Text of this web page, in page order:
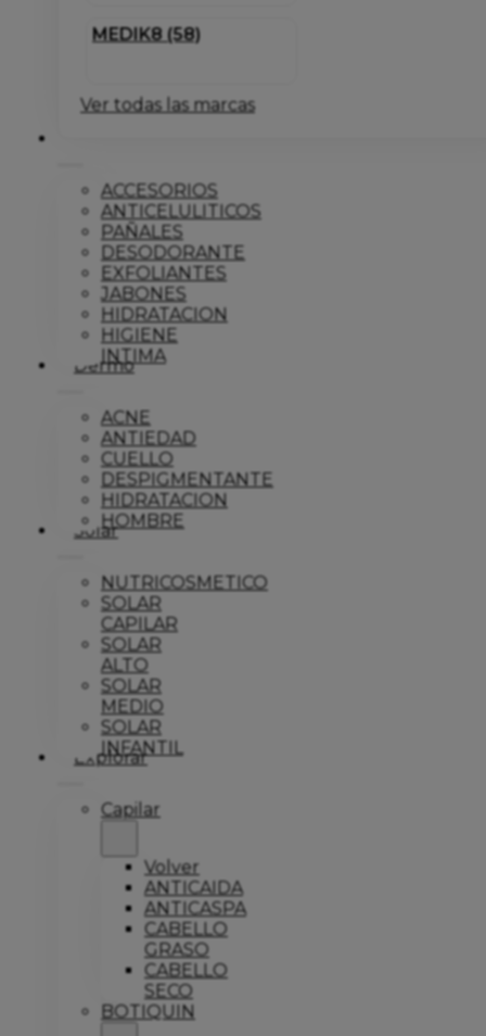
MEDIK8 (58)
Ver todas las marcas
ACCESORIOS
ANTICELULITICOS
PAÑALES
DESODORANTE
EXFOLIANTES
JABONES
HIDRATACION
HIGIENE
INTIMA
Dermo
ACNE
ANTIEDAD
CUELLO
DESPIGMENTANTE
HIDRATACION
HOMBRE
Solar
NUTRICOSMETICO
SOLAR
CAPILAR
SOLAR
ALTO
SOLAR
MEDIO
SOLAR
INFANTIL
Explorar
Capilar
Volver
ANTICAIDA
ANTICASPA
CABELLO
GRASO
CABELLO
SECO
BOTIQUIN